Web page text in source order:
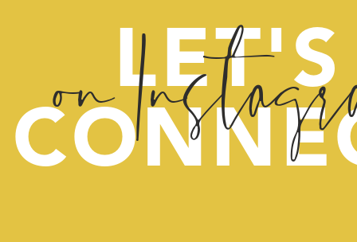
LET'S